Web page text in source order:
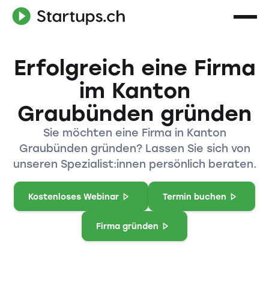
Erfolgreich eine Firma
im Kanton
Graubünden gründen
Sie möchten eine Firma in Kanton
Graubünden gründen? Lassen Sie sich von
unseren Spezialist:innen persönlich beraten.
Kostenloses Webinar Termin buchen
Firma gründen